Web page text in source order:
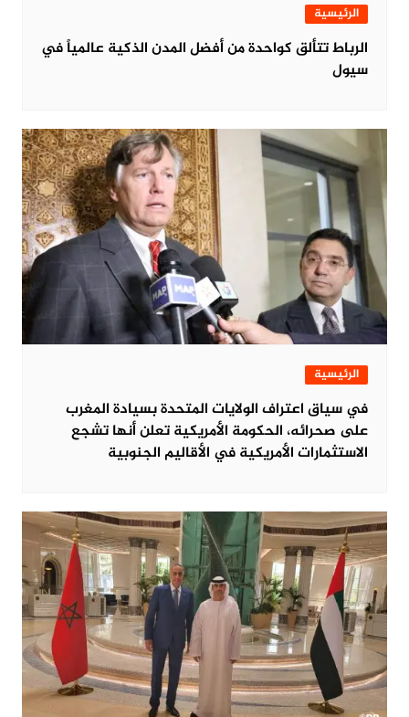
الرئيسية
الرباط تتألق كواحدة من أفضل المدن الذكية عالمياً في
سيول
الرئيسية
في سياق اعتراف الولايات المتحدة بسيادة المغرب
على صحرائه، الحكومة الأمريكية تعلن أنها تشجع
الاستثمارات الأمريكية في الأقاليم الجنوبية